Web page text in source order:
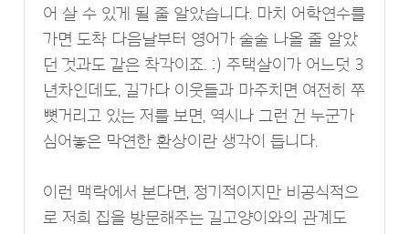
어 살 수 있게 될 줄 알았습니다. 마치 어학연수를
가면 도착 다음날부터 영어가 술술 나올 줄 알았
던 것과도 같은 착각이죠. :) 주택살이가 어느덧 3
년차인데도, 길가다 이웃들과 마주치면 여전히 쭈
뼛거리고 있는 저를 보면, 역시나 그런 건 누군가
심어놓은 막연한 환상이란 생각이 듭니다.
이런 맥락에서 본다면, 정기적이지만 비공식적으
로 저희 집을 방문해주는 길고양이와의 관계도